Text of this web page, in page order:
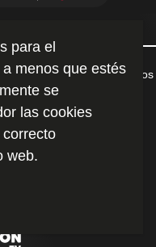
valle central de Chile y nos
para el
menos que estés
se
las cookies
web.